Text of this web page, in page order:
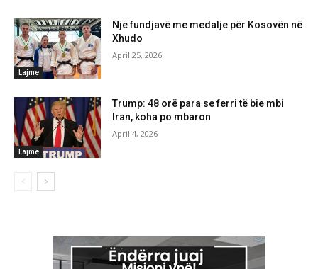
Lajme
Një fundjavë me medalje për Kosovën në
Xhudo
April 25, 2026
Lajme
Trump: 48 orë para se ferri të bie mbi
Iran, koha po mbaron
April 4, 2026